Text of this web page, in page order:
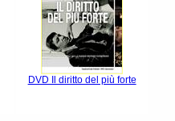
DVD Il diritto del più forte